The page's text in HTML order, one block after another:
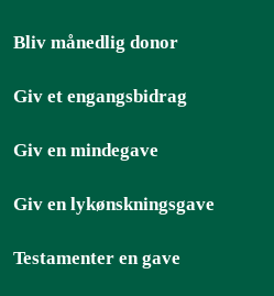
Bliv månedlig donor
Giv et engangsbidrag
Giv en mindegave
Giv en lykønskningsgave
Testamenter en gave